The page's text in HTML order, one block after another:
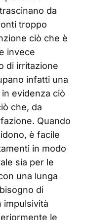
da
troppo
ciò che è
invece
di irritazione
infatti una
evidenza ciò
che, da
Quando
è facile
in modo
sia per le
una lunga
di
impulsività
le